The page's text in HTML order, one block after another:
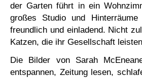
der Garten führt in ein
großes Studio und
freundlich und einladend. Nicht
Katzen, die ihr Gesellschaft
Die Bilder von Sarah
entspannen, Zeitung lesen,